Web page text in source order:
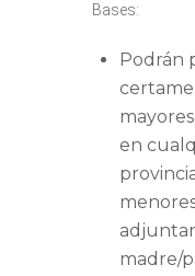
Bases:
Podrán
en
madre/